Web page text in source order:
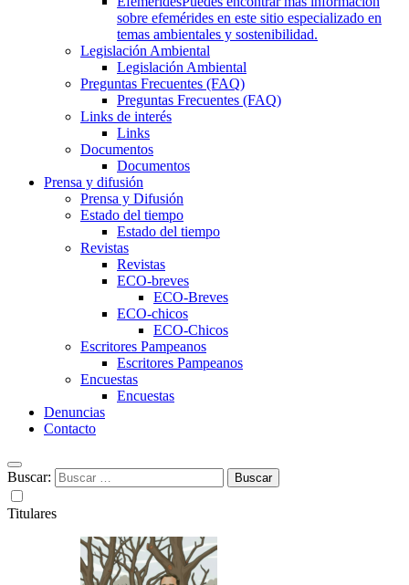
sobre efemérides en este sitio especializado en
temas ambientales y sostenibilidad.
Legislación Ambiental
Legislación Ambiental
Preguntas Frecuentes (FAQ)
Preguntas Frecuentes (FAQ)
Links de interés
Links
Documentos
Documentos
Prensa y difusión
Prensa y Difusión
Estado del tiempo
Estado del tiempo
Revistas
Revistas
ECO-breves
ECO-Breves
ECO-chicos
ECO-Chicos
Escritores Pampeanos
Escritores Pampeanos
Encuestas
Encuestas
Denuncias
Contacto
Buscar:
Titulares